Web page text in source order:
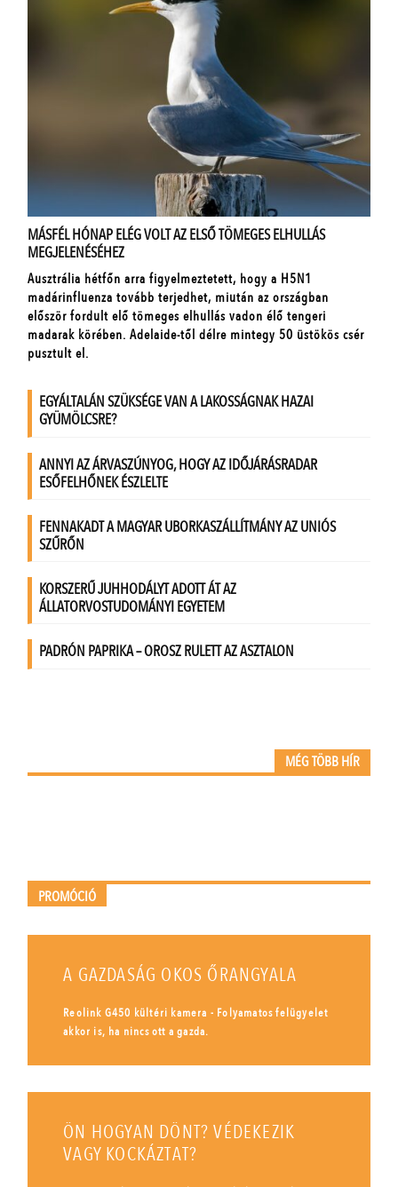
MÉG TÖBB HÍR
PROMÓCIÓ
A GAZDASÁG OKOS ŐRANGYALA
Reolink G450 kültéri kamera - Folyamatos felügyelet
akkor is, ha nincs ott a gazda.
ÖN HOGYAN DÖNT? VÉDEKEZIK
VAGY KOCKÁZTAT?